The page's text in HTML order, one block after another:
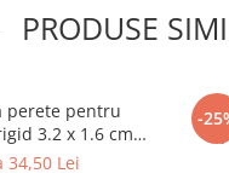
PRODUSE
perete pentru
3.2 x 1.6 cm -
34,50 Lei
-